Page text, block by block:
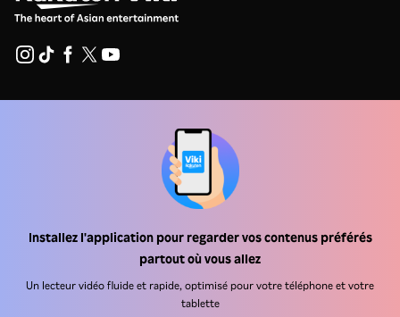
Installez l'application pour regarder vos contenus préférés
partout où vous allez
Un lecteur vidéo fluide et rapide, optimisé pour votre téléphone et votre
tablette
Centre de presse
Conditions d'utilisation